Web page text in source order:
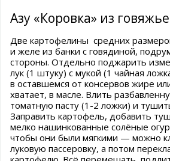
Азу «Коровка» из
Две картофелины средних
и желе из банки с говядиной,
стороны. Отдельно поджарить
лук (1 штуку) с мукой (1 чайная
в оставшемся от консервов жире
хватает, в масле. Влить
томатную пасту (1-2 ложки) и
Заправить картофель, добавить
мелко нашинкованные солёные
чтобы они были мягкими — можно
луковую пассеровку, а потом